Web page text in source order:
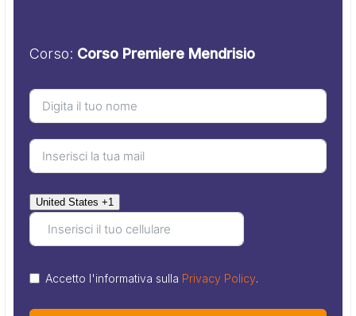
Corso: Corso Premiere Mendrisio
United States +1
Accetto l'informativa sulla Privacy Policy.